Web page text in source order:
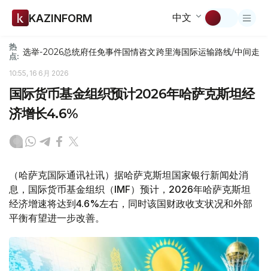
KAZINFORM 中文
热
点: 选举-2026总统府任免事件国情咨文跨里海国际运输路线/中间走廊
10:55, 16 6月 2026
国际货币基金组织预计2026年哈萨克斯坦经
济增长4.6%
（哈萨克国际通讯社讯）据哈萨克斯坦国家银行新闻处消
息，国际货币基金组织（IMF）预计，2026年哈萨克斯坦
经济增速将达到4.6%左右，同时该国财政收支状况和外部
平衡有望进一步改善。